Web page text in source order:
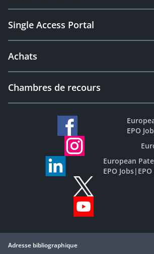
Single Access Portal
Achats
Chambres de recours
EPO
European
EPO Jobs|
Adresse bibliographique